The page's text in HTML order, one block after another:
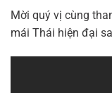
Mời quý vị cùng
mái Thái hiện đại